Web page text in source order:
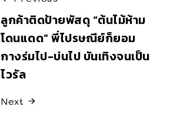
ลูกค้าติดป้ายพัสดุ “ต้นไม้ห้าม
โดนแดด” พี่ไปรษณีย์ก็ยอม
กางร่มไป-บ่นไป บันเทิงจนเป็น
ไวรัล
Next